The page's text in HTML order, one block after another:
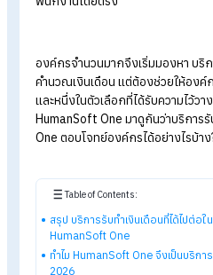
ต้องและตรงเวลา” เท่านั้น แต่
การทำงานที่หลากหลาย กะง
ภาษีที่ต้องอัปเดตอยู่ตลอดเวลา
เชิงกลยุทธ์ที่ส่งผลต่อภาพลักษ
พนักงานโดยตรง
องค์กรจำนวนมากจึงเริ่มมองหา
คำนวณเงินเดือน แต่ต้องช่วยให้
และหนึ่งในตัวเลือกที่ได้รับควา
HumanSoft One มาดูกันว่าบ